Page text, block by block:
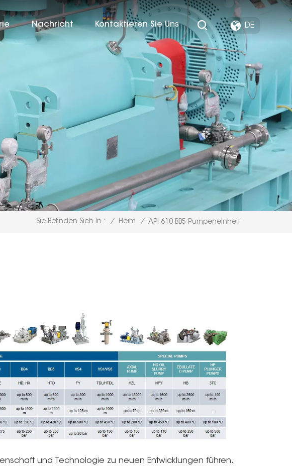
Nachricht Kontaktieren Sie Uns DE
Sie Befinden Sich In : / Heim / API 610 BB5 Pumpeneinheit
und Technologie zu neuen Entwicklungen führen.